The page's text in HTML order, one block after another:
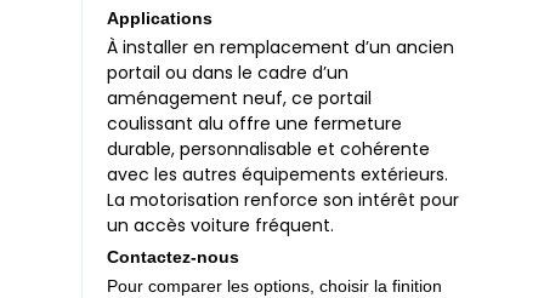
Applications
À installer en remplacement d’un ancien
portail ou dans le cadre d’un
aménagement neuf, ce portail
coulissant alu offre une fermeture
durable, personnalisable et cohérente
avec les autres équipements extérieurs.
La motorisation renforce son intérêt pour
un accès voiture fréquent.
Contactez-nous
Pour comparer les options, choisir la finition